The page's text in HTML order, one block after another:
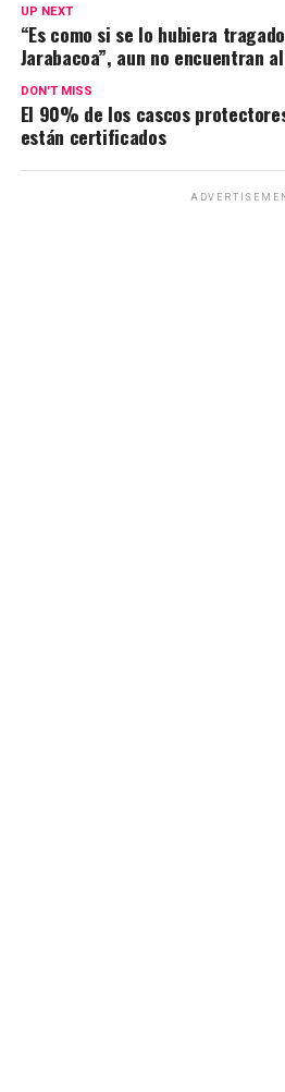
UP NEXT
“Es como si se lo hubiera
Jarabacoa”, aun no encuentran
DON'T MISS
El 90% de los cascos
están certificados